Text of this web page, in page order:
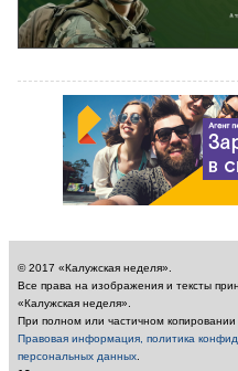
© 2017 «Калужская неделя».
Все права на изображения и тексты
«Калужская неделя».
При полном или частичном копировании
Правовая информация, политика
персональных данных